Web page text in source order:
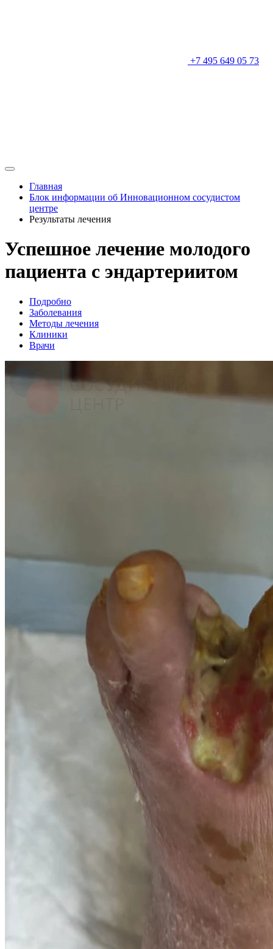
+7 495 649 05 73
Главная
Блок информации об Инновационном сосудистом
центре
Результаты лечения
Успешное лечение молодого
пациента с эндартериитом
Подробно
Заболевания
Методы лечения
Клиники
Врачи